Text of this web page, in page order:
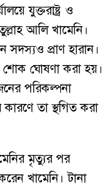
যুক্তরাষ্ট্র ও
আলি খামেনি।
প্রাণ হারান।
শোক ঘোষণা করা হয়।
পরিকল্পনা
কারণে তা স্থগিত করা
মৃত্যুর পর
খামেনি। টানা